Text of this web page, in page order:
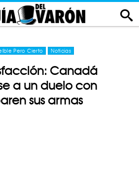
Pero Cierto Noticias
Canadá
a un duelo con
sus armas